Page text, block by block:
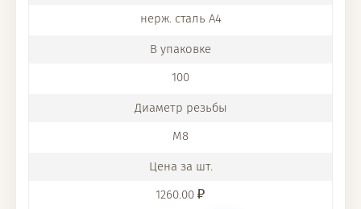
нерж. сталь A4
100
M8
1260.00